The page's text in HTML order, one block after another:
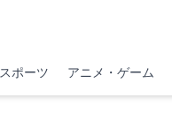
スポーツ アニメ・ゲーム